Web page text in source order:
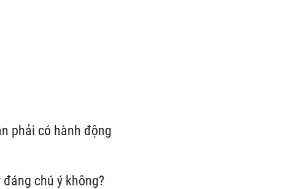
phải có hành động
chú ý không?